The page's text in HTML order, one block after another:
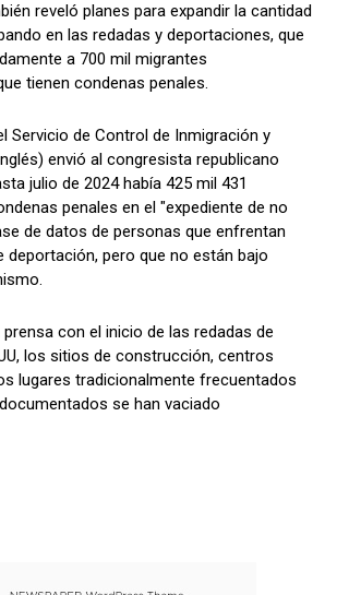
reveló planes para expandir la cantidad
en las redadas y deportaciones, que
a 700 mil migrantes
tienen condenas penales.
Servicio de Control de Inmigración y
envió al congresista republicano
julio de 2024 había 425 mil 431
penales en el "expediente de no
de datos de personas que enfrentan
deportación, pero que no están bajo
con el inicio de las redadas de
los sitios de construcción, centros
lugares tradicionalmente frecuentados
se han vaciado